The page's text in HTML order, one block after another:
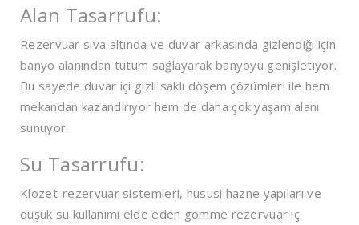
Alan Tasarrufu:
Rezervuar sıva altında ve duvar arkasında gizlendiği için
banyo alanından tutum sağlayarak banyoyu genişletiyor.
Bu sayede duvar içi gizli saklı döşem çözümleri ile hem
mekandan kazandırıyor hem de daha çok yaşam alanı
sunuyor.
Su Tasarrufu:
Klozet-rezervuar sistemleri, hususi hazne yapıları ve
düşük su kullanımı elde eden gömme rezervuar iç